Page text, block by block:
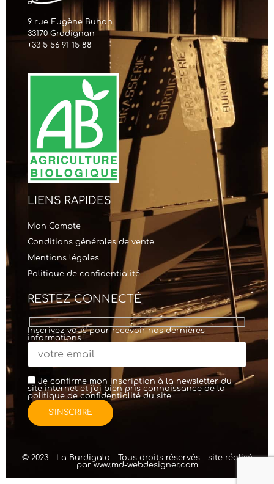
9 rue Eugène Buhan
33170 Gradignan
+33 5 56 91 15 88
LIENS RAPIDES
Mon Compte
Conditions générales de vente
Mentions légales
Politique de confidentialité
RESTEZ CONNECTÉ
Inscrivez-vous pour recevoir nos dernières
informations
Je confirme mon inscription à la newsletter du
site internet et j'ai bien pris connaissance de la
politique de confidentialitédu site
© 2023 – La Burdigala – Tous droits réservés – site réalisé
parwww.md-webdesigner.com
WordPress